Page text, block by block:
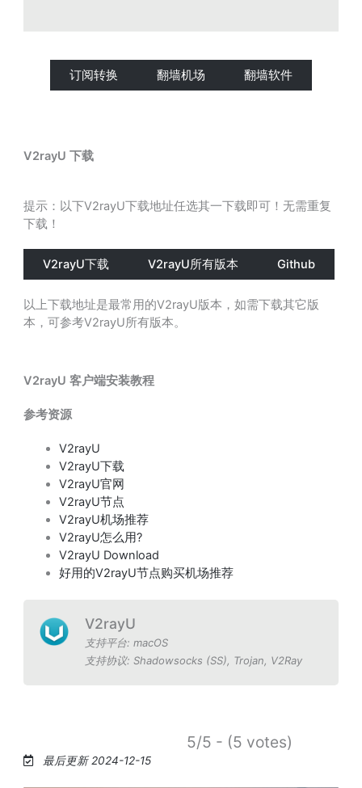
订阅转换 翻墙机场 翻墙软件
V2rayU 下载
提示：以下V2rayU下载地址任选其一下载即可！无需重复
下载！
V2rayU下载 V2rayU所有版本 Github
以上下载地址是最常用的V2rayU版本，如需下载其它版
本，可参考V2rayU所有版本。
V2rayU 客户端安装教程
参考资源
V2rayU
V2rayU下载
V2rayU官网
V2rayU节点
V2rayU机场推荐
V2rayU怎么用?
V2rayU Download
好用的V2rayU节点购买机场推荐
V2rayU
支持平台: macOS
支持协议: Shadowsocks (SS), Trojan, V2Ray
5/5 - (5 votes)
最后更新 2024-12-15